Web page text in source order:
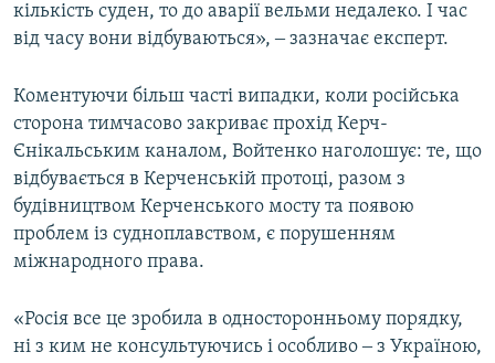
кількість суден, то до аварії вельми недалеко. І час
від часу вони відбуваються», ‒ зазначає експерт.
Коментуючи більш часті випадки, коли російська
сторона тимчасово закриває прохід Керч-
Єнікальським каналом, Войтенко наголошує: те, що
відбувається в Керченській протоці, разом з
будівництвом Керченського мосту та появою
проблем із судноплавством, є порушенням
міжнародного права.
«Росія все це зробила в односторонньому порядку,
ні з ким не консультуючись і особливо ‒ з Україною,